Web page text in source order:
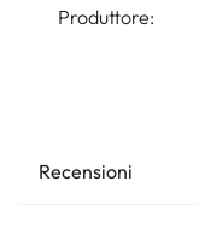
Produttore:
Recensioni